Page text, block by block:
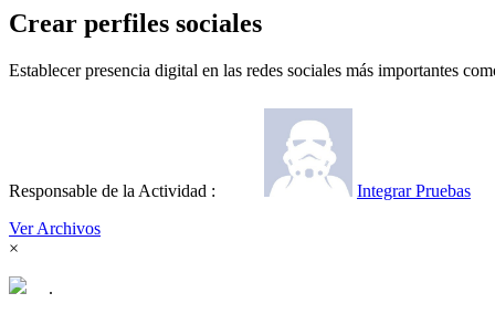
Crear perfiles sociales
Establecer presencia digital en las redes sociales más importantes
Responsable de la Actividad :
Integrar Pruebas
Ver Archivos
×
.